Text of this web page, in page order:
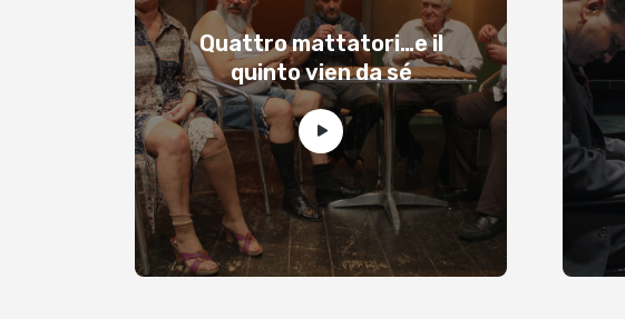
Quattro mattatori…e il
quinto vien da sé